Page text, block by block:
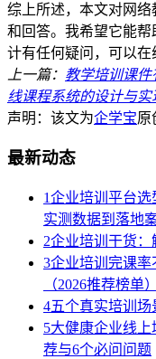
综上所述，本文对网
和回答。我希望它能
计有任何疑问，可以在
上一篇： 教学培训课
线课程系统的设计与
声明：该文为企学宝原
最新动态
1企业培训平台选
实测数据到落地
2企业培训干货：
3企业培训完课率
（2026推荐榜单）
4五个真实培训
5大健康企业线上
荐与6个必问问题